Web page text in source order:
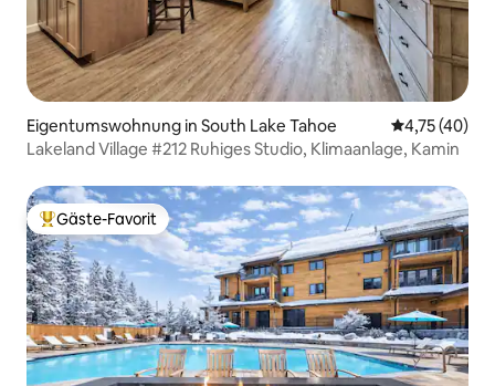
Eigentumswohnung in South Lake Tahoe
4,75 (40)
Lakeland Village #212 Ruhiges Studio, Klimaanlage, Kamin
Beliebter Gäste-Favorit.
Gäste-Favorit